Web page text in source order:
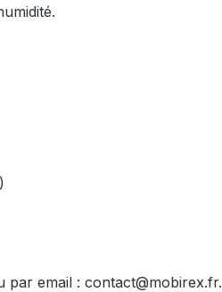
par email : contact@mobirex.fr.